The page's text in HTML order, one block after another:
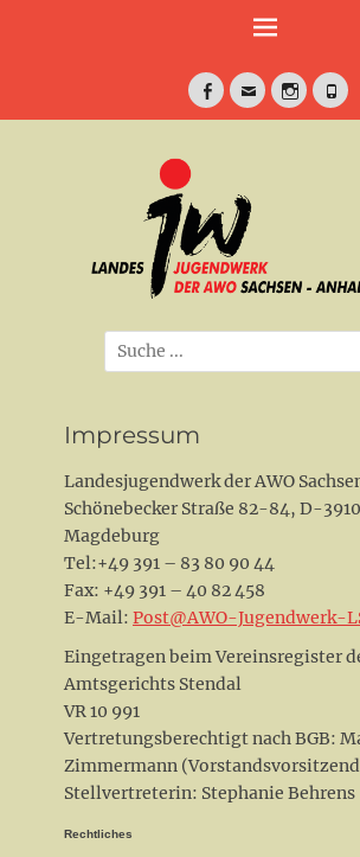
Facebook
E-
Instagram
Suche
nach:
Impressum
Landesjugendwerk der AWO
Schönebecker Straße 82-84, D-
Magdeburg
Tel:+49 391 – 83 80 90 44
Fax: +49 391 – 40 82 458
E-Mail: Post@AWO-Jugendwerk-
Eingetragen beim Vereinsregister
Amtsgerichts Stendal
VR 10 991
Vertretungsberechtigt nach BGB:
Zimmermann
Stellvertreterin: Stephanie Behrens
Rechtliches